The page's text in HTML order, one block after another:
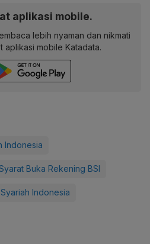
aplikasi mobile.
lebih nyaman dan nikmati
aplikasi mobile Katadata.
Indonesia
Buka Rekening BSI
Indonesia